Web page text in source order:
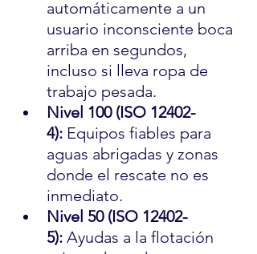
automáticamente a un
usuario inconsciente boca
arriba en segundos,
incluso si lleva ropa de
trabajo pesada.
Nivel 100 (ISO 12402-
4): Equipos fiables para
aguas abrigadas y zonas
donde el rescate no es
inmediato.
Nivel 50 (ISO 12402-
5): Ayudas a la flotación